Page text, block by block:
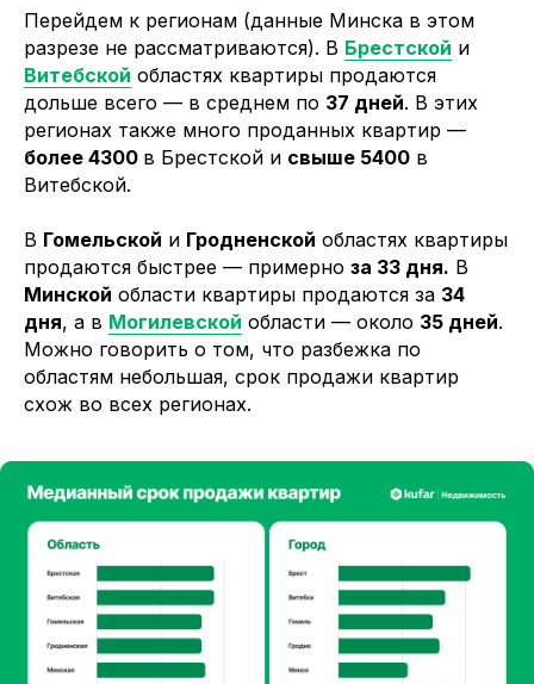
Перейдем к регионам (данные Минска в этом
разрезе не рассматриваются). В Брестской и
Витебской областях квартиры продаются
дольше всего — в среднем по 37 дней. В этих
регионах также много проданных квартир —
более 4300 в Брестской и свыше 5400 в
Витебской.
В Гомельской и Гродненской областях квартиры
продаются быстрее — примерно за 33 дня. В
Минской области квартиры продаются за 34
дня, а в Могилевской области — около 35 дней.
Можно говорить о том, что разбежка по
областям небольшая, срок продажи квартир
схож во всех регионах.